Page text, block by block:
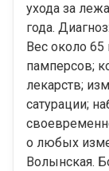
ухода за
года.
Вес около 65
памперсов;
лекарств;
сатурации;
о любых
Волынская.